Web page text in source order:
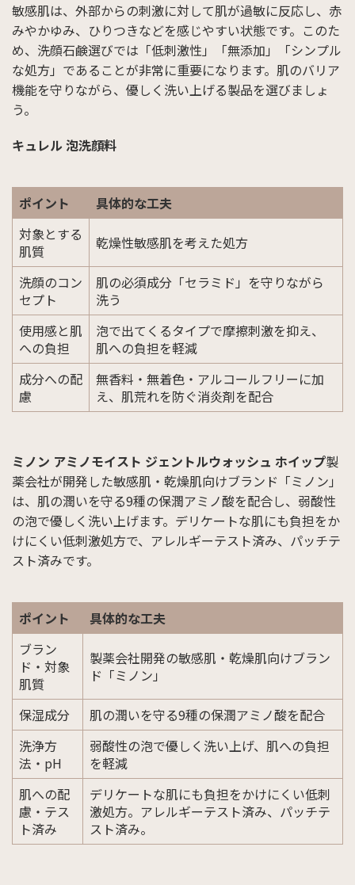
敏感肌は、外部からの刺激に対して肌が過敏に反応し、赤
みやかゆみ、ひりつきなどを感じやすい状態です。このた
め、洗顔石鹸選びでは「低刺激性」「無添加」「シンプル
な処方」であることが非常に重要になります。肌のバリア
機能を守りながら、優しく洗い上げる製品を選びましょ
う。
キュレル 泡洗顔料
ポイント
具体的な工夫
対象とする
肌質
乾燥性敏感肌を考えた処方
洗顔のコン
セプト
肌の必須成分「セラミド」を守りながら
洗う
使用感と肌
への負担
泡で出てくるタイプで摩擦刺激を抑え、
肌への負担を軽減
成分への配
慮
無香料・無着色・アルコールフリーに加
え、肌荒れを防ぐ消炎剤を配合
ミノン アミノモイスト ジェントルウォッシュ ホイップ製
薬会社が開発した敏感肌・乾燥肌向けブランド「ミノン」
は、肌の潤いを守る9種の保潤アミノ酸を配合し、弱酸性
の泡で優しく洗い上げます。デリケートな肌にも負担をか
けにくい低刺激処方で、アレルギーテスト済み、パッチテ
スト済みです。
ポイント
具体的な工夫
ブラン
ド・対象
肌質
製薬会社開発の敏感肌・乾燥肌向けブラン
ド「ミノン」
保湿成分
肌の潤いを守る9種の保潤アミノ酸を配合
洗浄方
法・pH
弱酸性の泡で優しく洗い上げ、肌への負担
を軽減
肌への配
慮・テス
ト済み
デリケートな肌にも負担をかけにくい低刺
激処方。アレルギーテスト済み、パッチテ
スト済み。